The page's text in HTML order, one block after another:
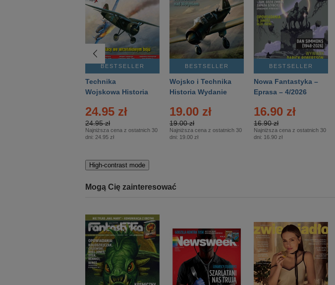
BESTSELLER
Technika
Wojskowa Historia
24.95 zł
24.95 zł
Najniższa cena z ostatnich 30
dni: 24.95 zł
BESTSELLER
Wojsko i Technika
Historia Wydanie
– 2/2026
19.00 zł
19.00 zł
Najniższa cena z ostatnich 30
dni: 19.00 zł
BESTSELLER
Nowa Fantastyka –
Eprasa – 4/2026
16.90 zł
16.90 zł
Najniższa cena z ostatnich 30
dni: 16.90 zł
High-contrast mode
Mogą Cię zainteresować